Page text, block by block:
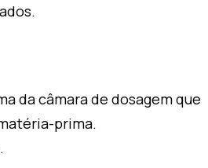
da câmara de dosagem que
prima.